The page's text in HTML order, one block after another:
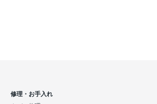
修理・お手入れ